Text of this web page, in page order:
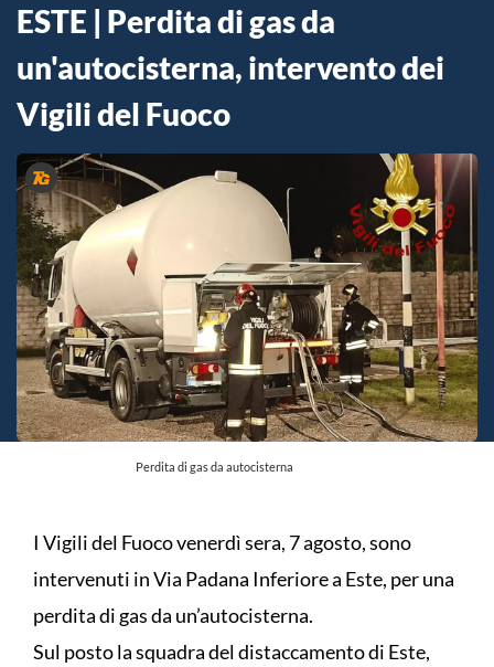
ESTE | Perdita di gas da
un'autocisterna, intervento dei
Vigili del Fuoco
Perdita di gas da autocisterna
I Vigili del Fuoco venerdì sera, 7 agosto, sono
intervenuti in Via Padana Inferiore a Este, per una
perdita di gas da un’autocisterna.
Sul posto la squadra del distaccamento di Este,